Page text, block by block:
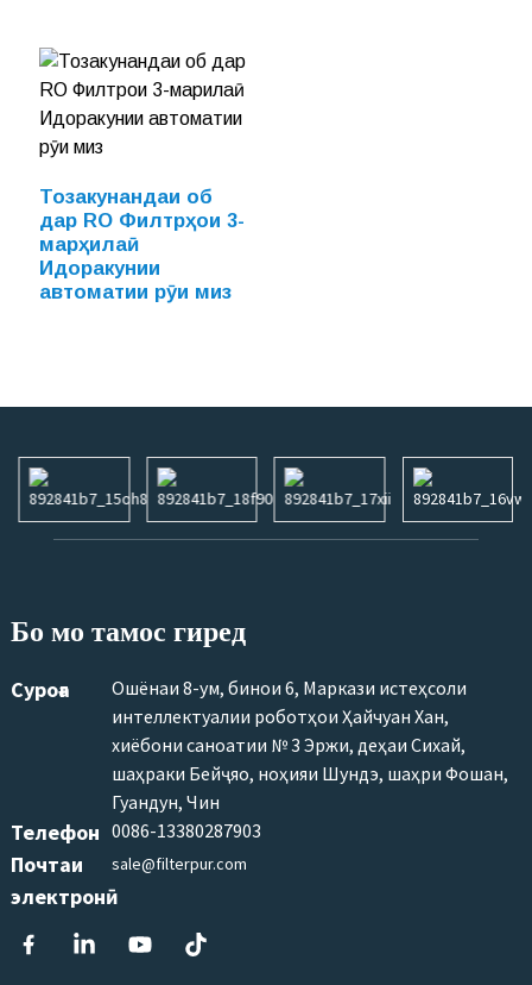
Тозакунандаи об
дар RO Филтрҳои 3-
марҳилаӣ
Идоракунии
автоматии рӯи миз
Бо мо тамос гиред
Суроға
Ошёнаи 8-ум, бинои 6, Маркази истеҳсоли
интеллектуалии роботҳои Ҳайчуан Хан,
хиёбони саноатии № 3 Эржи, деҳаи Сихай,
шаҳраки Бейҷяо, ноҳияи Шундэ, шаҳри Фошан,
Гуандун, Чин
Телефон 0086-13380287903
Почтаи
электронӣ
sale@filterpur.com